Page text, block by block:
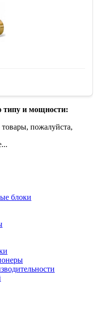
типу и мощности:
пожалуйста,
блоки